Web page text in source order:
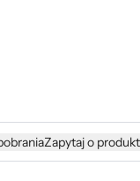
Zapytaj o produkt